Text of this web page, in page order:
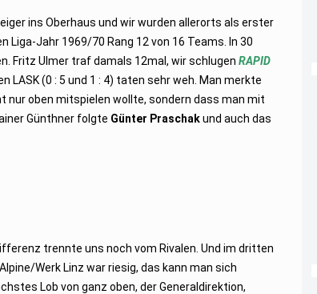
ins Oberhaus und wir wurden allerorts als erster
Liga-Jahr 1969/70 Rang 12 von 16 Teams. In 30
Fritz Ulmer traf damals 12mal, wir schlugenRAPID
LASK (0 : 5 und 1 : 4) taten sehr weh. Man merkte
nur oben mitspielen wollte, sondern dass man mit
Günthner folgte Günter Praschakund auch das
trennte uns noch vom Rivalen. Und im dritten
Werk Linz war riesig, das kann man sich
Lob von ganz oben, der Generaldirektion,